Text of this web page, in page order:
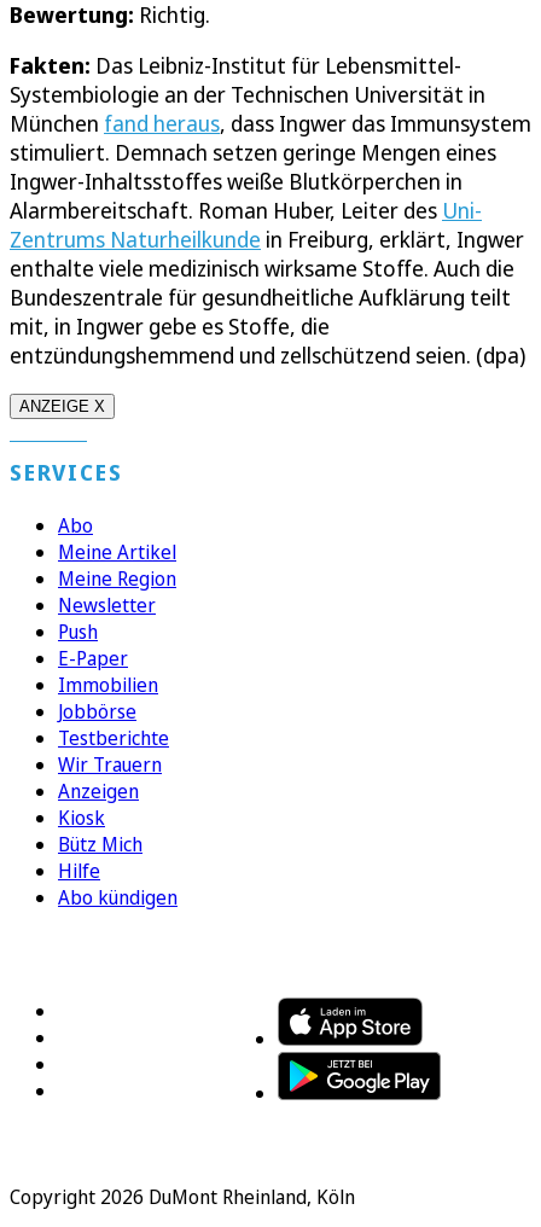
Bewertung: Richtig.
Fakten: Das Leibniz-Institut für Lebensmittel-
Systembiologie an der Technischen Universität in
München fand heraus, dass Ingwer das Immunsystem
stimuliert. Demnach setzen geringe Mengen eines
Ingwer-Inhaltsstoffes weiße Blutkörperchen in
Alarmbereitschaft. Roman Huber, Leiter des Uni-
Zentrums Naturheilkunde in Freiburg, erklärt, Ingwer
enthalte viele medizinisch wirksame Stoffe. Auch die
Bundeszentrale für gesundheitliche Aufklärung teilt
mit, in Ingwer gebe es Stoffe, die
entzündungshemmend und zellschützend seien. (dpa)
ANZEIGE X
SERVICES
Abo
Meine Artikel
Meine Region
Newsletter
Push
E-Paper
Immobilien
Jobbörse
Testberichte
Wir Trauern
Anzeigen
Kiosk
Bütz Mich
Hilfe
Abo kündigen
Copyright 2026 DuMont Rheinland, Köln